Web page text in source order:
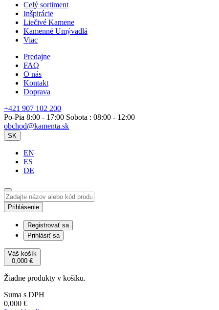
Celý sortiment
Inšpirácie
Liečivé Kamene
Kamenné Umývadlá
Viac
Predajne
FAQ
O nás
Kontakt
Doprava
+421 907 102 200
Po-Pia 8:00 - 17:00 Sobota : 08:00 - 12:00
obchod@kamenta.sk
SK
EN
ES
DE
Prihlásenie
Registrovať sa
Prihlásiť sa
Váš košík
0,000 €
Žiadne produkty v košíku.
Suma s DPH
0,000 €